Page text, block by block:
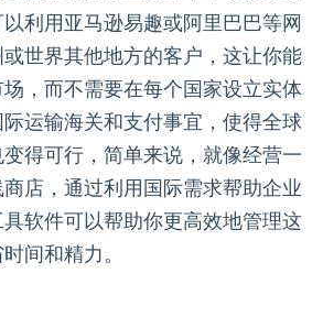
利用亚马逊易趣或阿里巴巴等网
世界其他地方的客户，这让你能
，而不需要在每个国家设立实体
运输海关和支付事宜，使得全球
得可行，简单来说，就像经营一
店，通过利用国际需求帮助企业
软件可以帮助你更高效地管理这
间和精力。